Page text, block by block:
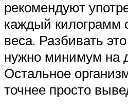
рекомендуют
каждый килограмм
веса. Разбивать
нужно минимум на
Остальное
точнее просто